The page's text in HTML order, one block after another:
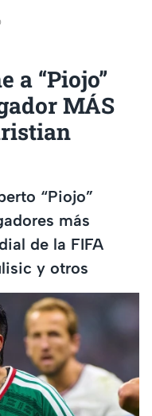
a “Piojo”
MÁS
“Piojo”
más
de la FIFA
y otros